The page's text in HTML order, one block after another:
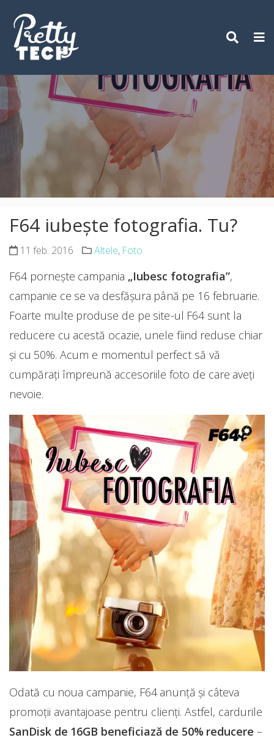
content
F64 iubește fotografia. Tu?
11 feb. 2016 Altele, Foto
F64 pornește campania „Iubesc fotografia”,
campanie ce se va desfășura până pe 16 februarie.
Foarte multe produse de pe site-ul F64 sunt la
reducere cu acestă ocazie, unele fiind reduse chiar
și cu 50%. Acum e momentul perfect să vă
cumpărați împreună accesoriile foto de care aveți
nevoie.
Odată cu noua campanie, F64 anunță și câteva
promoții avantajoase pentru clienți. Astfel, cardurile
SanDisk de 16GB beneficiază de 50% reducere –